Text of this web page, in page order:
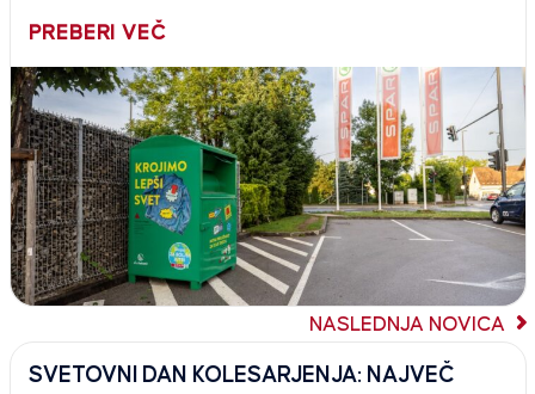
PREBERI VEČ
NASLEDNJA NOVICA
SVETOVNI DAN KOLESARJENJA: NAJVEČ